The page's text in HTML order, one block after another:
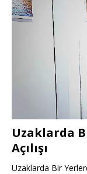
Uzaklarda
Açılışı
Uzaklarda Bir